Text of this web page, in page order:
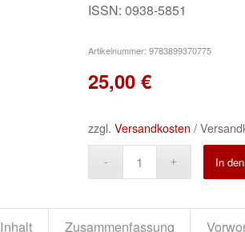
ISSN: 0938-5851
Artikelnummer: 9783899370775
25,00 €
zzgl. Versandkosten /
In
Inhalt Zusammenfassung